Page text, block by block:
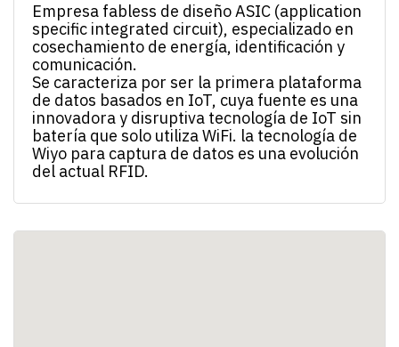
Empresa fabless de diseño ASIC (application
specific integrated circuit), especializado en
cosechamiento de energía, identificación y
comunicación.
Se caracteriza por ser la primera plataforma
de datos basados en IoT, cuya fuente es una
innovadora y disruptiva tecnología de IoT sin
batería que solo utiliza WiFi. la tecnología de
Wiyo para captura de datos es una evolución
del actual RFID.